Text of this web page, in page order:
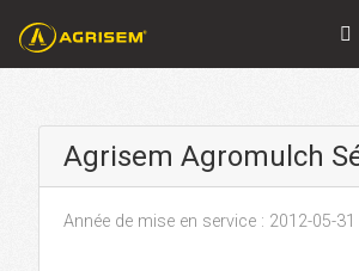
Agrisem Agromulch
Année de mise en service : 2012-05-31